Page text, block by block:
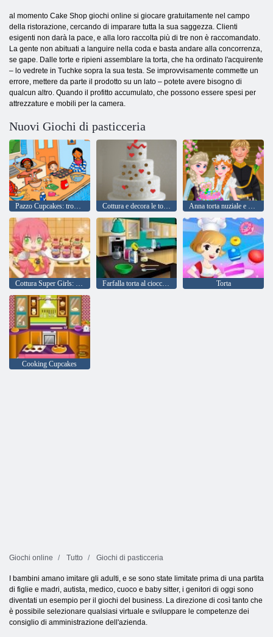
al momento Cake Shop giochi online si giocare gratuitamente nel campo
della ristorazione, cercando di imparare tutta la sua saggezza. Clienti
esigenti non darà la pace, e alla loro raccolta più di tre non è raccomandato.
La gente non abituati a languire nella coda e basta andare alla concorrenza,
se gape. Dalle torte e ripieni assemblare la torta, che ha ordinato l'acquirente
– lo vedrete in Tuchke sopra la sua testa. Se improvvisamente commette un
errore, mettere da parte il prodotto su un lato – potete avere bisogno di
qualcun altro. Quando il profitto accumulato, che possono essere spesi per
attrezzature e mobili per la camera.
Nuovi Giochi di pasticceria
Pazzo Cupcakes: trovare gli oggetti Cottura e decora le torte: colorare per bambini Anna torta nuziale e Decor
Cottura Super Girls: Cupcakes Farfalla torta al cioccolato: Cucinare con Emma Torta
Cooking Cupcakes
Giochi online Tutto Giochi di pasticceria
I bambini amano imitare gli adulti, e se sono state limitate prima di una partita
di figlie e madri, autista, medico, cuoco e baby sitter, i genitori di oggi sono
diventati un esempio per il giochi del business. La direzione di così tanto che
è possibile selezionare qualsiasi virtuale e sviluppare le competenze dei
consiglio di amministrazione dell'azienda.